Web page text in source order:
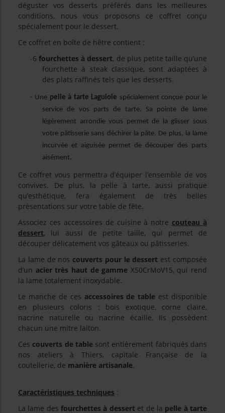
déguster vos desserts préférés dans les meilleures
conditions, nous vous proposons ce coffret conçu
spécialement pour le dessert.
Ce coffret en boîte de hêtre contient :
- 6 fourchettes à dessert, de plus petite taille qu’une
fourchette à steak classique, sont adaptées à
des plats raffinés tels que les desserts.
- Une pelle à tarte Laguiole spécialement conçue pour le
service de vos parts de tarte. Sa pointe de lame
légèrement arrondie vous permet de la glisser sous
votre pâtisserie sans déchirer la pâte. De plus, la lame
incurvée et aiguisée permet de découper des parts
aisément.
Ce coffret vous permettra d’équiper l’ensemble de vos
convives. De plus, la pelle à tarte, aussi pratique
qu’esthétique, fera également de très belles
présentations sur votre table de fête.
Associez ces accessoires de cuisine à notre couteau à
dessert, lui aussi de petite taille, qui permet de
découper délicatement vos gâteaux ou pâtisseries.
La lame de nos couverts pour le dessert est composée
d’un acier très haut de gamme X50CrMoV15, qui rend
la lame totalement inoxydable.
Le manche de ces accessoires de table est disponible
en plusieurs coloris : bois exotique, corne claire,
nacrine naturelle ou nacrine écaille. Ils possèdent
chacun une mitre laiton.
Ces couverts de tablesont entièrement fabriqués dans
nos ateliers à Thiers, capitale Française de la
coutellerie, de manière artisanale.
Caractéristiques techniques :
La lame des fourchettes à dessertet de la pelle à tarte